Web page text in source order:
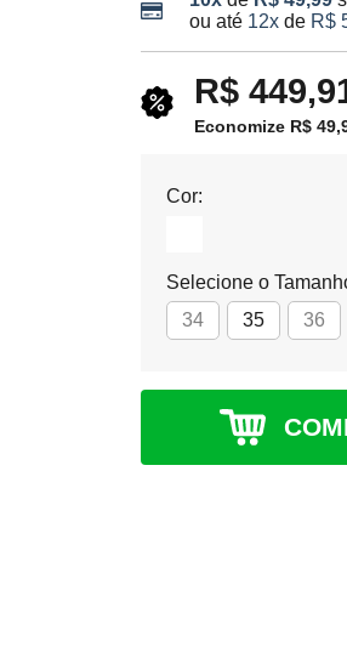
ou até 12x de R$
R$
Economize R$
Cor:
Selecione o
34
35 36